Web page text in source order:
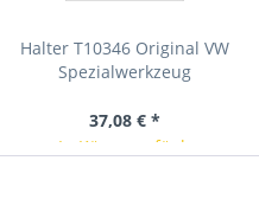
Halter T10346 Original VW
Spezialwerkzeug
37,08 € *
In Kürze verfügbar